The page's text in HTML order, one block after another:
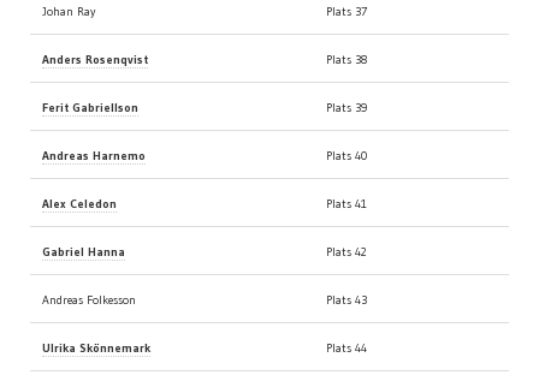
Johan Ray Plats 37
Anders Rosenqvist Plats 38
Ferit Gabriellson Plats 39
Andreas Harnemo Plats 40
Alex Celedon Plats 41
Gabriel Hanna Plats 42
Andreas Folkesson Plats 43
Ulrika Skönnemark Plats 44